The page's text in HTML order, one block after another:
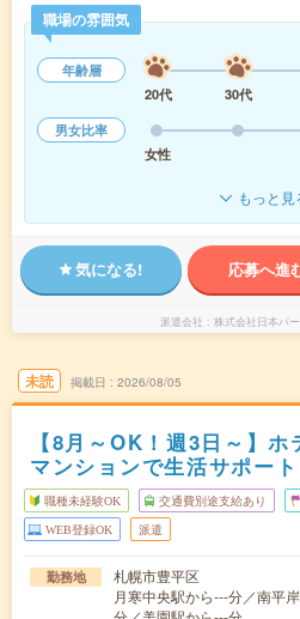
職場の雰囲気
年齢層
20代
30代
男女比率
女性
もっと見
気になる! 応募へ進
派遣会社 株式会社日本パ
未読 掲載日 2026/08/05
【8月～OK！週3日～】
マンションで生活サポー
職種未経験OK 交通費別途支給あり
WEB登録OK 派遣
勤務地
札幌市豊平区
月寒中央駅から---分／南平